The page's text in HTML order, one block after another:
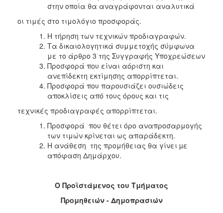
στην οποία θα αναγράφονται αναλυτικά
οι τιμές στο τιμολόγιο προσφοράς.
Η τήρηση των τεχνικών προδιαγραφών.
Τα δικαιολογητικά συμμετοχής σύμφωνα
με το άρθρο 3 της Συγγραφής Υποχρεώσεων
Προσφορά που είναι αόριστη και
ανεπίδεκτη εκτίμησης απορρίπτεται.
Προσφορά που παρουσιάζει ουσιώδεις
αποκλίσεις από τους όρους και τις
τεχνικές προδιαγραφές απορρίπτεται.
Προσφορά που θέτει όρο αναπροσαρμογής
των τιμών κρίνεται ως απαράδεκτη.
Η ανάθεση της προμήθειας θα γίνει µε
απόφαση Δημάρχου.
Ο Προϊστάμενος του Τμήματος
Προμηθειών - Δημοπρασιών